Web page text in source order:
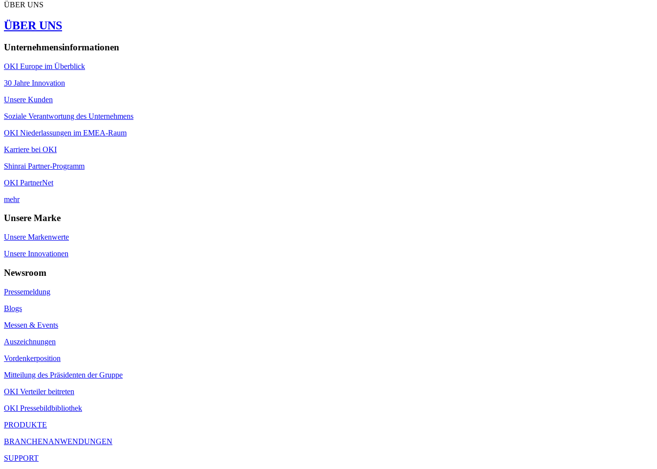
ÜBER UNS
ÜBER UNS
Unternehmensinformationen
OKI Europe im Überblick
30 Jahre Innovation
Unsere Kunden
Soziale Verantwortung des Unternehmens
OKI Niederlassungen im EMEA-Raum
Karriere bei OKI
Shinrai Partner-Programm
OKI PartnerNet
mehr
Unsere Marke
Unsere Markenwerte
Unsere Innovationen
Newsroom
Pressemeldung
Blogs
Messen & Events
Auszeichnungen
Vordenkerposition
Mitteilung des Präsidenten der Gruppe
OKI Verteiler beitreten
OKI Pressebildbibliothek
PRODUKTE
BRANCHENANWENDUNGEN
SUPPORT